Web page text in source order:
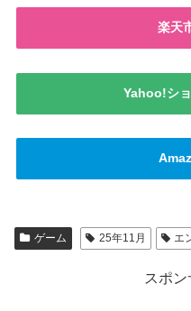
楽天
Yahoo!シ
ゲーム 25年11月 エ
スポン